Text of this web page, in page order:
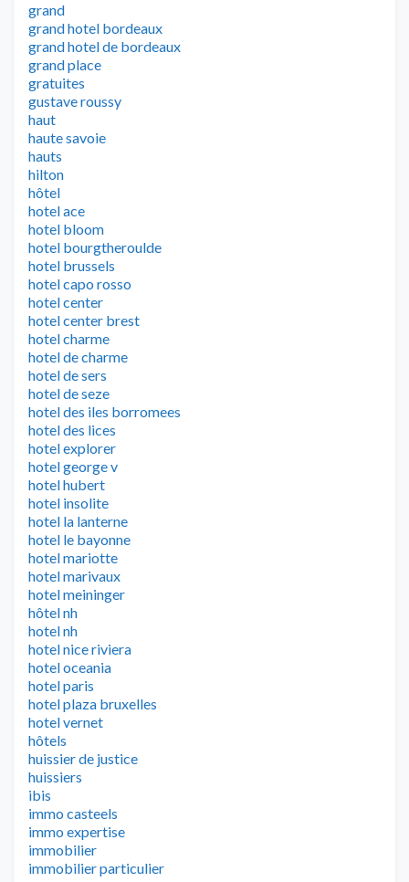
grand
grand hotel bordeaux
grand hotel de bordeaux
grand place
gratuites
gustave roussy
haut
haute savoie
hauts
hilton
hôtel
hotel ace
hotel bloom
hotel bourgtheroulde
hotel brussels
hotel capo rosso
hotel center
hotel center brest
hotel charme
hotel de charme
hotel de sers
hotel de seze
hotel des iles borromees
hotel des lices
hotel explorer
hotel george v
hotel hubert
hotel insolite
hotel la lanterne
hotel le bayonne
hotel mariotte
hotel marivaux
hotel meininger
hôtel nh
hotel nh
hotel nice riviera
hotel oceania
hotel paris
hotel plaza bruxelles
hotel vernet
hôtels
huissier de justice
huissiers
ibis
immo casteels
immo expertise
immobilier
immobilier particulier